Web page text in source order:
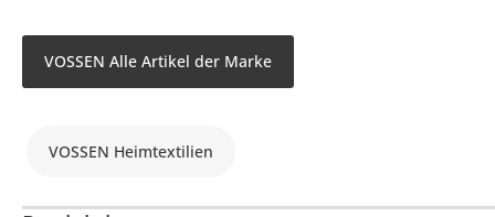
VOSSEN Alle Artikel der Marke
VOSSEN Heimtextilien